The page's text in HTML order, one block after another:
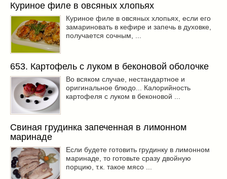
Куриное филе в овсяных хлопьях
Куриное филе в овсяных хлопьях, если его
замариновать в кефире и запечь в духовке,
получается сочным, ...
653. Картофель с луком в беконовой оболочке
Во всяком случае, нестандартное и
оригинальное блюдо... Калорийность
картофеля с луком в беконовой ...
Свиная грудинка запеченная в лимонном
маринаде
Если будете готовить грудинку в лимонном
маринаде, то готовьте сразу двойную
порцию, т.к. такое мясо ...